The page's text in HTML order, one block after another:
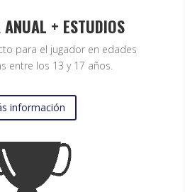
+ ESTUDIOS
para el jugador en edades
entre los 13 y 17 años.
información